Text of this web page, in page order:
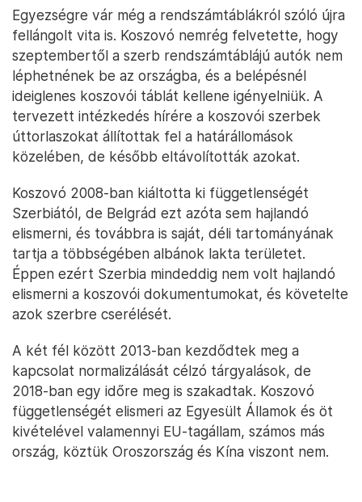
Egyezségre vár még a rendszámtáblákról szóló újra
fellángolt vita is. Koszovó nemrég felvetette, hogy
szeptembertől a szerb rendszámtáblájú autók nem
léphetnének be az országba, és a belépésnél
ideiglenes koszovói táblát kellene igényelniük. A
tervezett intézkedés hírére a koszovói szerbek
úttorlaszokat állítottak fel a határállomások
közelében, de később eltávolították azokat.
Koszovó 2008-ban kiáltotta ki függetlenségét
Szerbiától, de Belgrád ezt azóta sem hajlandó
elismerni, és továbbra is saját, déli tartományának
tartja a többségében albánok lakta területet.
Éppen ezért Szerbia mindeddig nem volt hajlandó
elismerni a koszovói dokumentumokat, és követelte
azok szerbre cserélését.
A két fél között 2013-ban kezdődtek meg a
kapcsolat normalizálását célzó tárgyalások, de
2018-ban egy időre meg is szakadtak. Koszovó
függetlenségét elismeri az Egyesült Államok és öt
kivételével valamennyi EU-tagállam, számos más
ország, köztük Oroszország és Kína viszont nem.